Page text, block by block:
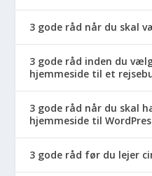
3 gode råd når du skal
3 gode råd inden du
hjemmeside til et
3 gode råd når du skal
hjemmeside til
3 gode råd før du lejer